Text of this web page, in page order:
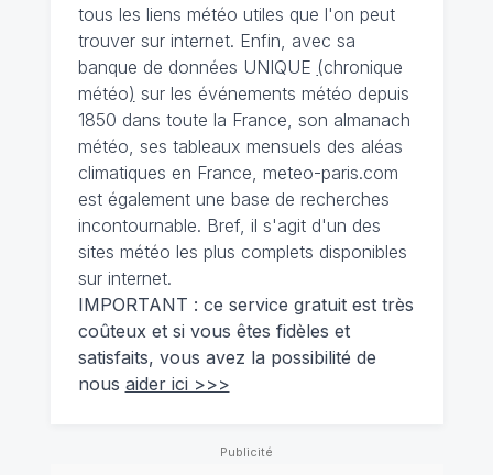
tous les liens météo utiles que l'on peut
trouver sur internet. Enfin, avec sa
banque de données UNIQUE (chronique
météo) sur les événements météo depuis
1850 dans toute la France, son almanach
météo, ses tableaux mensuels des aléas
climatiques en France, meteo-paris.com
est également une base de recherches
incontournable. Bref, il s'agit d'un des
sites météo les plus complets disponibles
sur internet.
IMPORTANT : ce service gratuit est très
coûteux et si vous êtes fidèles et
satisfaits, vous avez la possibilité de
nous aider ici >>>